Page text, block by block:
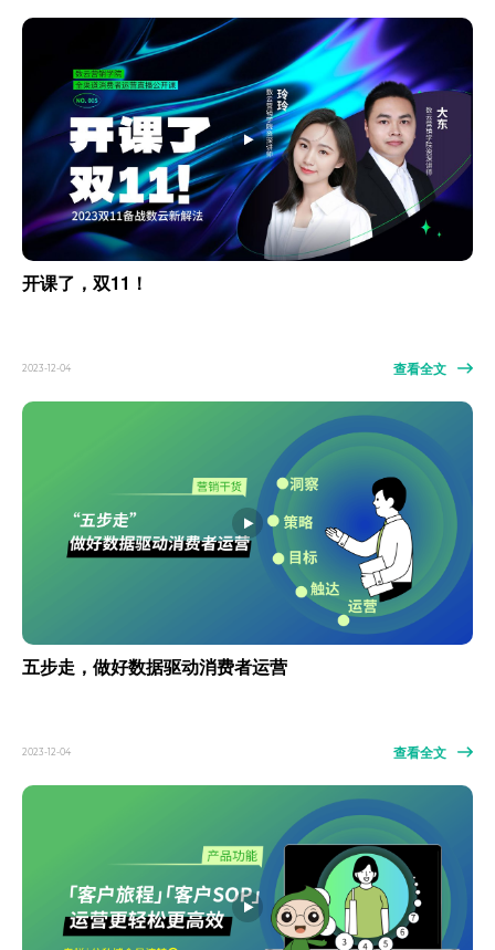
开课了，双11！
2023-12-04 查看全文
五步走，做好数据驱动消费者运营
2023-12-04 查看全文